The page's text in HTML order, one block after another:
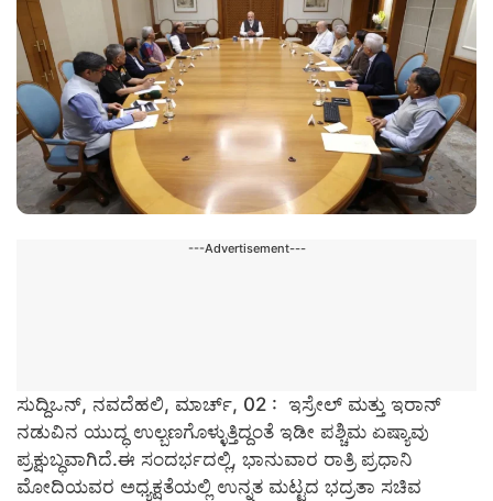
---Advertisement---
ಸುದ್ದಿಒನ್, ನವದೆಹಲಿ, ಮಾರ್ಚ್, 02 : ಇಸ್ರೇಲ್ ಮತ್ತು ಇರಾನ್
ನಡುವಿನ ಯುದ್ಧ ಉಲ್ಬಣಗೊಳ್ಳುತ್ತಿದ್ದಂತೆ ಇಡೀ ಪಶ್ಚಿಮ ಏಷ್ಯಾವು
ಪ್ರಕ್ಷುಬ್ಧವಾಗಿದೆ.ಈ ಸಂದರ್ಭದಲ್ಲಿ, ಭಾನುವಾರ ರಾತ್ರಿ ಪ್ರಧಾನಿ
ಮೋದಿಯವರ ಅಧ್ಯಕ್ಷತೆಯಲ್ಲಿ ಉನ್ನತ ಮಟ್ಟದ ಭದ್ರತಾ ಸಚಿವ